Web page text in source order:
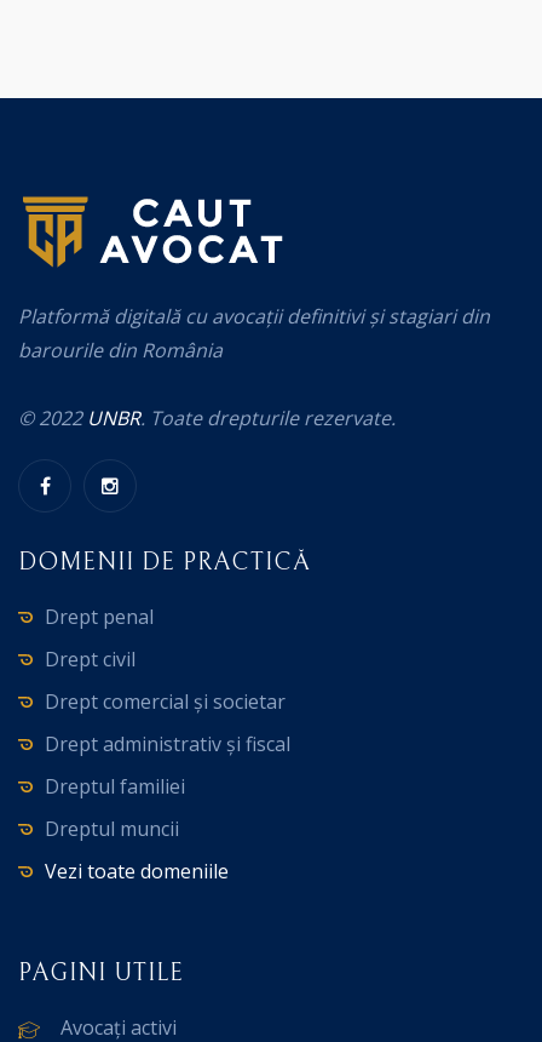
Platformă digitală cu avocații definitivi și stagiari din
barourile din România
© 2022 UNBR. Toate drepturile rezervate.
DOMENII DE PRACTICĂ
Drept penal
Drept civil
Drept comercial și societar
Drept administrativ și fiscal
Dreptul familiei
Dreptul muncii
Vezi toate domeniile
PAGINI UTILE
Avocați activi